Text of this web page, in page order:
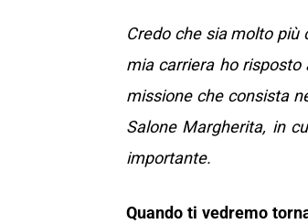
Credo che sia molto più
mia carriera ho risposto
missione che consista
Salone Margherita, in
importante.
Quando ti vedremo